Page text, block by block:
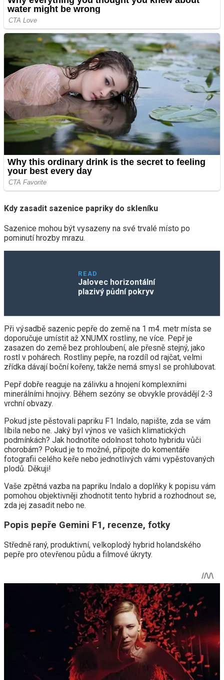
Kdy zasadit sazenice papriky do skleníku
Sazenice mohou být vysazeny na své trvalé místo po
pominutí hrozby mrazu.
READ
Jalovec horizontální
plazivý půdní pokryv
Při výsadbě sazenic pepře do země na 1 m4. metr místa se
doporučuje umístit až XNUMX rostliny, ne více. Pepř je
zasazen do země bez prohloubení, ale přesně stejný, jako
rostl v pohárech. Rostliny pepře, na rozdíl od rajčat, velmi
zřídka dávají boční kořeny, takže nemá smysl se prohlubovat.
Pepř dobře reaguje na zálivku a hnojení komplexními
minerálními hnojivy. Během sezóny se obvykle provádějí 2-3
vrchní obvazy.
Pokud jste pěstovali papriku F1 Indalo, napište, zda se vám
líbila nebo ne. Jaký byl výnos ve vašich klimatických
podmínkách? Jak hodnotíte odolnost tohoto hybridu vůči
chorobám? Pokud je to možné, připojte do komentáře
fotografii celého keře nebo jednotlivých vámi vypěstovaných
plodů. Děkuji!
Vaše zpětná vazba na papriku Indalo a doplňky k popisu vám
pomohou objektivněji zhodnotit tento hybrid a rozhodnout se,
zda jej zasadit nebo ne.
Popis pepře Gemini F1, recenze, fotky
Středně raný, produktivní, velkoplodý hybrid holandského
pepře pro otevřenou půdu a filmové úkryty.